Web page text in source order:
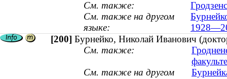
См. также:
См. также на другом
языке:
[200] Бурнейко, Николай Иванович
См. также:
См. также на другом